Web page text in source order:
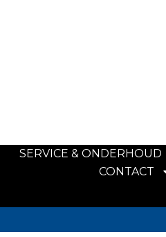
SERVICE & ONDERHOUD
CONTACT